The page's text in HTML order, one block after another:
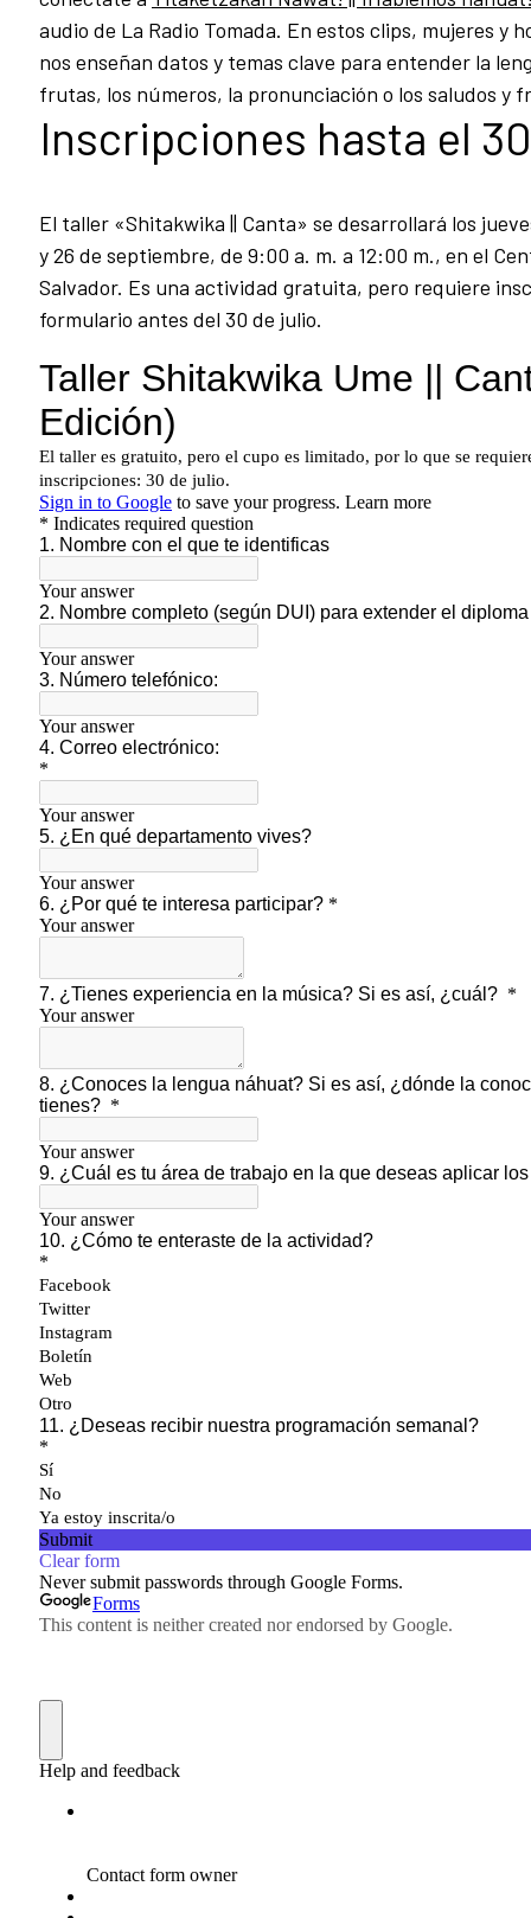
audio de La Radio Tomada. En estos clips, mujeres y
nos enseñan datos y temas clave para entender la
frutas, los números, la pronunciación o los saludos y
Inscripciones hasta el
El taller «Shitakwika || Canta» se desarrollará los
y 26 de septiembre, de 9:00 a. m. a 12:00 m., en el
Salvador. Es una actividad gratuita, pero requiere
formulario antes del 30 de julio.